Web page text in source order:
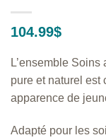
104.99$
L’ensemble Soins
pure et naturel est
apparence de
Adapté pour les